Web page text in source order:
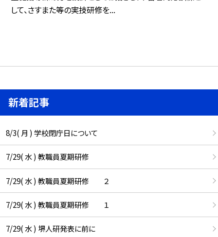
して、さすまた等の実技研修を...
新着記事
8/3( 月 ) 学校閉庁日について
7/29( 水 ) 教職員夏期研修
7/29( 水 ) 教職員夏期研修 ２
7/29( 水 ) 教職員夏期研修 １
7/29( 水 ) 堺人研発表に前に